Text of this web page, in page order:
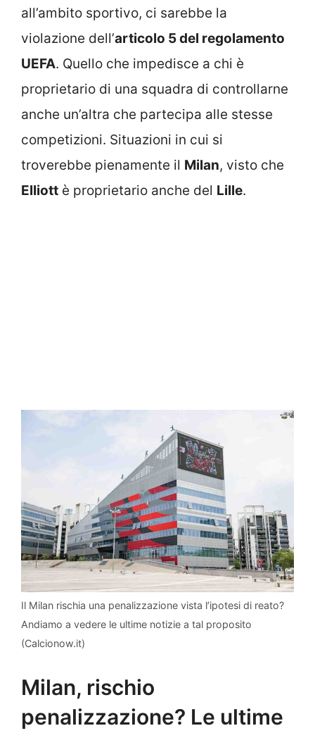
all’ambito sportivo, ci sarebbe la
violazione dell’articolo 5 del regolamento
UEFA. Quello che impedisce a chi è
proprietario di una squadra di controllarne
anche un’altra che partecipa alle stesse
competizioni. Situazioni in cui si
troverebbe pienamente il Milan, visto che
Elliott è proprietario anche del Lille.
Il Milan rischia una penalizzazione vista l’ipotesi di reato?
Andiamo a vedere le ultime notizie a tal proposito
(Calcionow.it)
Milan, rischio
penalizzazione? Le ultime